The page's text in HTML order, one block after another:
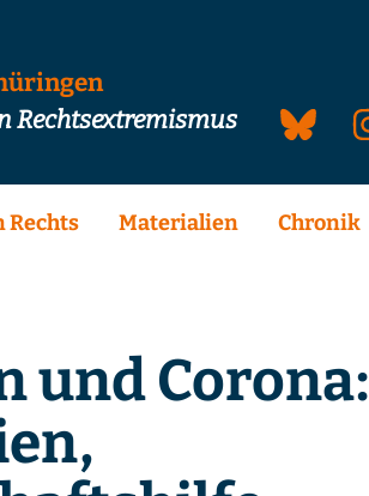
Rechtsextremismus
Rechts Materialien Chronik
und Corona: